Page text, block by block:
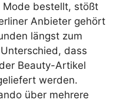
Mode bestellt, stößt
Anbieter gehört
längst zum
dass
Beauty-Artikel
werden.
über mehrere